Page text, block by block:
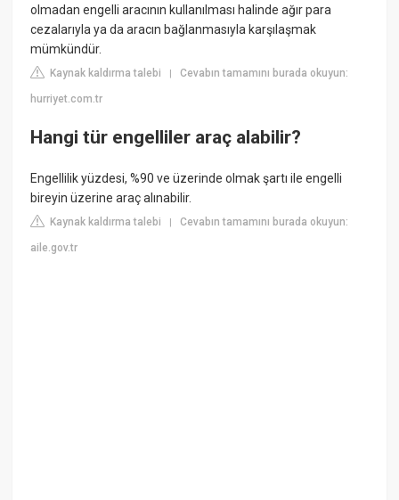
olmadan engelli aracının kullanılması halinde ağır para
cezalarıyla ya da aracın bağlanmasıyla karşılaşmak
mümkündür.
Kaynak kaldırma talebi |Cevabın tamamını burada okuyun:
hurriyet.com.tr
Hangi tür engelliler araç alabilir?
Engellilik yüzdesi, %90 ve üzerinde olmak şartı ile engelli
bireyin üzerine araç alınabilir.
Kaynak kaldırma talebi |Cevabın tamamını burada okuyun:
aile.gov.tr